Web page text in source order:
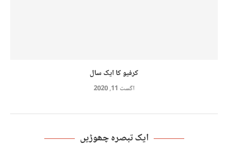
کرفیو کا ایک سال
اگست 11, 2020
ایک تبصرہ چھوڑیں